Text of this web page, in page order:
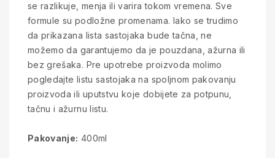
se razlikuje, menja ili varira tokom vremena. Sve
formule su podložne promenama. Iako se trudimo
da prikazana lista sastojaka bude tačna, ne
možemo da garantujemo da je pouzdana, ažurna ili
bez grešaka. Pre upotrebe proizvoda molimo
pogledajte listu sastojaka na spoljnom pakovanju
proizvoda ili uputstvu koje dobijete za potpunu,
tačnu i ažurnu listu.
Pakovanje: 400ml